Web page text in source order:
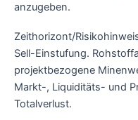
anzugeben.
Zeithorizont/
Sell-Einstufung.
projektbezogene
Markt-, Liquiditäts- und
Totalverlust.